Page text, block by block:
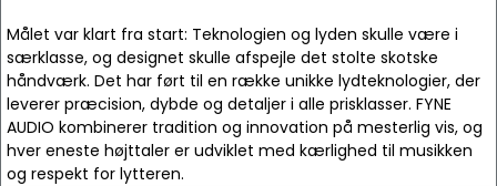
Målet var klart fra start: Teknologien og lyden skulle være i
særklasse, og designet skulle afspejle det stolte skotske
håndværk. Det har ført til en række unikke lydteknologier, der
leverer præcision, dybde og detaljer i alle prisklasser. FYNE
AUDIO kombinerer tradition og innovation på mesterlig vis, og
hver eneste højttaler er udviklet med kærlighed til musikken
og respekt for lytteren.